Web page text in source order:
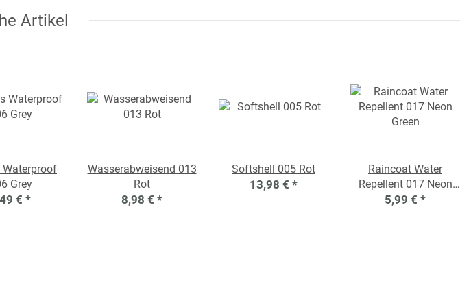
Artikel
Waterproof
Grey
€ *
Wasserabweisend 013
Rot
8,98 € *
Softshell 005 Rot
13,98 € *
Raincoat Water
Repellent 017 Neon
Green
5,99 € *